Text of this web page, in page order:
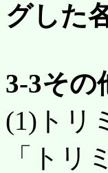
グした
3-3その
(1)トリ
「トリ